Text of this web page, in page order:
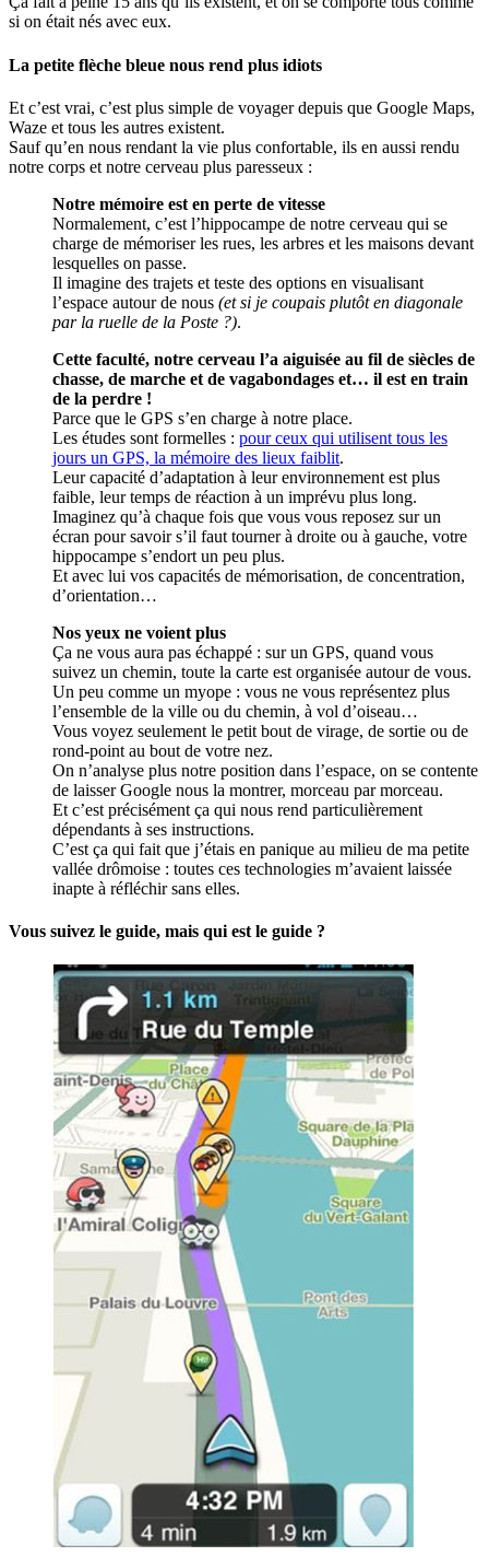
si on était nés avec eux.
La petite flèche bleue nous rend plus idiots
Et c’est vrai, c’est plus simple de voyager depuis que Google Maps,
Waze et tous les autres existent.
Sauf qu’en nous rendant la vie plus confortable, ils en aussi rendu
notre corps et notre cerveau plus paresseux :
Notre mémoire est en perte de vitesse
Normalement, c’est l’hippocampe de notre cerveau qui se
charge de mémoriser les rues, les arbres et les maisons devant
lesquelles on passe.
Il imagine des trajets et teste des options en visualisant
l’espace autour de nous (et si je coupais plutôt en diagonale
par la ruelle de la Poste ?).
Cette faculté, notre cerveau l’a aiguisée au fil de siècles de
chasse, de marche et de vagabondages et… il est en train
de la perdre !
Parce que le GPS s’en charge à notre place.
Les études sont formelles : pour ceux qui utilisent tous les
jours un GPS, la mémoire des lieux faiblit.
Leur capacité d’adaptation à leur environnement est plus
faible, leur temps de réaction à un imprévu plus long.
Imaginez qu’à chaque fois que vous vous reposez sur un
écran pour savoir s’il faut tourner à droite ou à gauche, votre
hippocampe s’endort un peu plus.
Et avec lui vos capacités de mémorisation, de concentration,
d’orientation…
Nos yeux ne voient plus
Ça ne vous aura pas échappé : sur un GPS, quand vous
suivez un chemin, toute la carte est organisée autour de vous.
Un peu comme un myope : vous ne vous représentez plus
l’ensemble de la ville ou du chemin, à vol d’oiseau…
Vous voyez seulement le petit bout de virage, de sortie ou de
rond-point au bout de votre nez.
On n’analyse plus notre position dans l’espace, on se contente
de laisser Google nous la montrer, morceau par morceau.
Et c’est précisément ça qui nous rend particulièrement
dépendants à ses instructions.
C’est ça qui fait que j’étais en panique au milieu de ma petite
vallée drômoise : toutes ces technologies m’avaient laissée
inapte à réfléchir sans elles.
Vous suivez le guide, mais qui est le guide ?